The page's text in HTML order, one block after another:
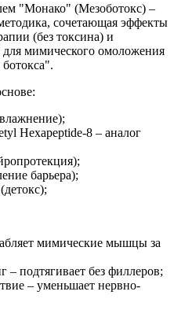
"Монако" (Мезоботокс) –
сочетающая эффекты
(без токсина) и
для мимического омоложения
Hexapeptide-8 – аналог
барьера);
мимические мышцы за
подтягивает без филлеров;
– уменьшает нервно-